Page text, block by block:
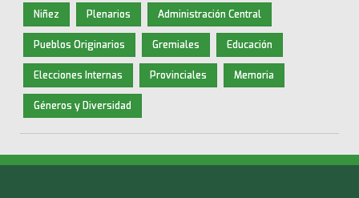
Niñez Plenarios Administración Central
Pueblos Originarios Gremiales Educación
Elecciones Internas Provinciales Memoria
Géneros y Diversidad